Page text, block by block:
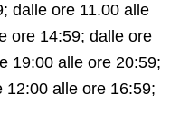
dalle ore 11.00 alle
ore 14:59; dalle ore
19:00 alle ore 20:59;
alle ore 16:59;